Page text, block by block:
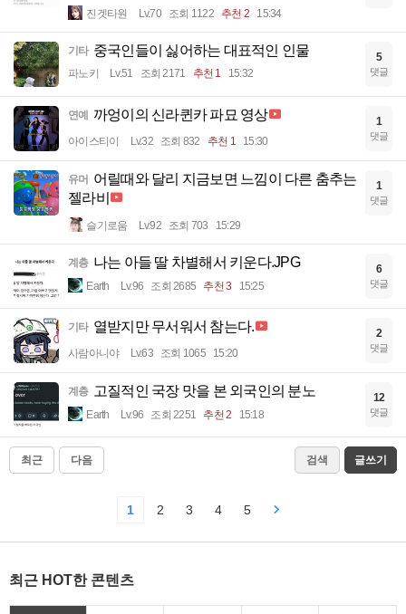
진겟타원 Lv.70 조회 1122 추천 2 15:34
기타 중국인들이 싫어하는 대표적인 인물
파노키 Lv.51 조회 2171 추천 1 15:32
5
댓글
연예 까엉이의 신라퀸카 파묘 영상
아이스티이 Lv.32 조회 832 추천 1 15:30
1
댓글
유머 어릴때와 달리 지금보면 느낌이 다른 춤추는
젤라비
슬기로움 Lv.92 조회 703 15:29
1
댓글
계층 나는 아들 딸 차별해서 키운다.JPG
Earth Lv.96 조회 2685 추천 3 15:25
6
댓글
기타 열받지만 무서워서 참는다.
사람아니야 Lv.63 조회 1065 15:20
2
댓글
계층 고질적인 국장 맛을 본 외국인의 분노
Earth Lv.96 조회 2251 추천 2 15:18
12
댓글
최근 다음 검색 글쓰기
1 2 3 4 5
최근 HOT한 콘텐츠